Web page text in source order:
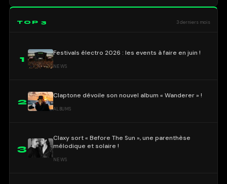
TOP 3 3 derniers mois
1
Festivals électro 2026 : les events à faire en juin !
NEWS
2
Claptone dévoile son nouvel album « Wanderer » !
ALBUMS
3
Claxy sort « Before The Sun », une parenthèse
mélodique et solaire !
NEWS